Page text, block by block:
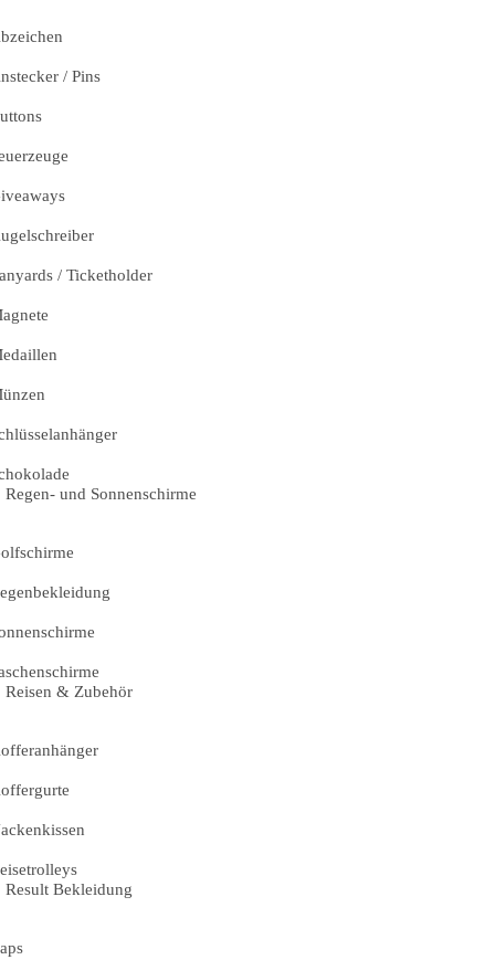
/ Pins
/ Ticketholder
Regen- und Sonnenschirme
Reisen & Zubehör
Result Bekleidung